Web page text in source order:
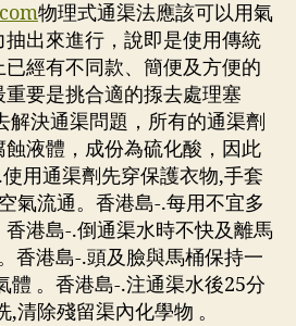
物理式通渠法應該可以用氣
出來進行，說即是使用傳統
經有不同款、簡便及方便的
要是挑合適的揼去處理塞
解決通渠問題，所有的通渠劑
液體，成份為硫化酸，因此
用通渠劑先穿保護衣物,手套
氣流通。香港島-.每用不宜多
港島-.倒通渠水時不快及離馬
香港島-.頭及臉與馬桶保持一
體 。香港島-.注通渠水後25分
清除殘留渠內化學物 。